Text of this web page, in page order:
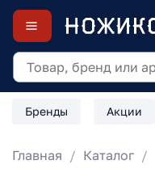
Бренды Акции
Главная Каталог